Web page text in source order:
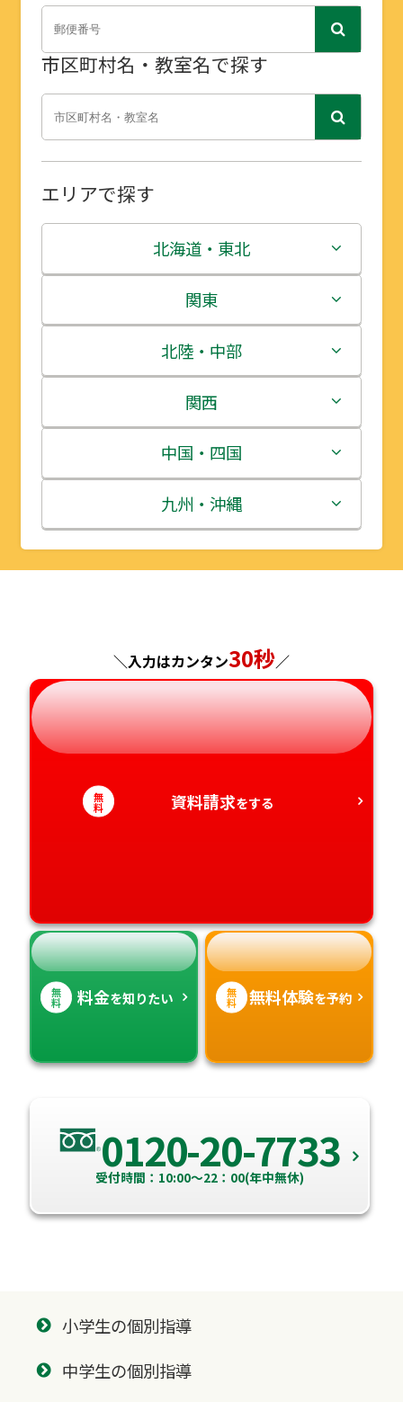
市区町村名・教室名で探す
エリアで探す
北海道・東北
北海道
青森県
岩手県
宮城県
秋田県
山形県
関東
茨城県
栃木県
群馬県
埼玉県
千葉県
神奈川県
北陸・中部
新潟県
富山県
石川県
福井県
長野県
岐阜県
静岡県
愛知県
関西
三重県
滋賀県
京都府
兵庫県
奈良県
和歌山県
中国・四国
鳥取県
島根県
広島県
山口県
徳島県
香川県
九州・沖縄
福岡県
長崎県
熊本県
大分県
宮崎県
＼入力はカンタン30秒／
無
料 資料請求をする
無
料 料金を知りたい 無
料 無料体験を予約
0120-20-7733
受付時間：10:00～22：00(年中無休)
小学生の個別指導
中学生の個別指導